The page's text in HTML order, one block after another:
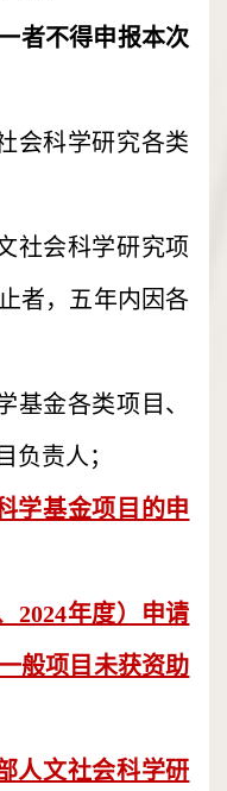
者不得申报本次
会科学研究各类
社会科学研究项
者，五年内因各
基金各类项目、
负责人；
学基金项目的申
2024年度）申请
般项目未获资助
人文社会科学研